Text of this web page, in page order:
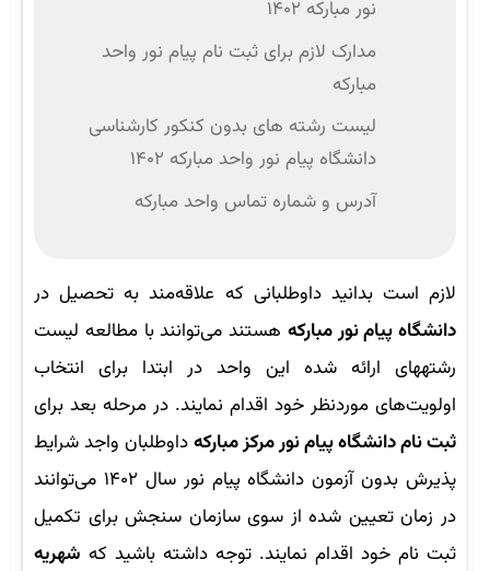
نور مبارکه ۱۴۰۲
مدارک لازم برای ثبت نام پیام نور واحد
مبارکه
لیست رشته های بدون کنکور کارشناسی
دانشگاه پیام نور واحد مبارکه ۱۴۰۲
آدرس و شماره تماس واحد مبارکه
لازم است بدانید داوطلبانی که علاقه‌مند به تحصیل در
دانشگاه پیام نور مبارکه هستند می‌توانند با مطالعه لیست
رشته‎های ارائه شده این واحد در ابتدا برای انتخاب
اولویت‌های موردنظر خود اقدام نمایند. در مرحله بعد برای
ثبت نام دانشگاه پیام نور مرکز مبارکهداوطلبان واجد شرایط
پذیرش بدون آزمون دانشگاه پیام نور سال ۱۴۰۲ می‌توانند
در زمان تعیین شده از سوی سازمان سنجش برای تکمیل
ثبت نام خود اقدام نمایند. توجه داشته باشید که شهریه